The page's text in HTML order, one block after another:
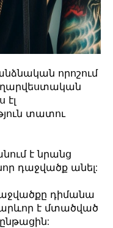
որոշում
էլ
տատու
է նրանց
դաջվածք անել:
դիմանա
է մտածված